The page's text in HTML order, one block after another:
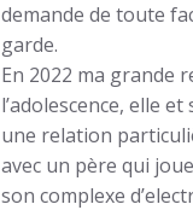
demande de toute
garde.
En 2022 ma grande
l’adolescence, elle
une relation
avec un père qui
son complexe